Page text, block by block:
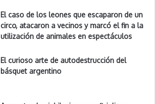
El caso de los leones que escaparon de un
circo, atacaron a vecinos y marcó el fin a la
utilización de animales en espectáculos
El curioso arte de autodestrucción del
básquet argentino